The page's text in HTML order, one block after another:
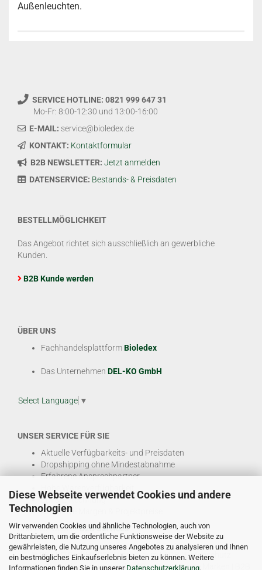
Diese Webseite verwendet Cookies und andere
Technologien
Wir verwenden Cookies und ähnliche Technologien, auch von
Drittanbietern, um die ordentliche Funktionsweise der Website zu
gewährleisten, die Nutzung unseres Angebotes zu analysieren und Ihnen
ein bestmögliches Einkaufserlebnis bieten zu können. Weitere
Informationen finden Sie in unserer Datenschutzerklärung.
Außenleuchten.
SERVICE HOTLINE: 0821 999 647 31
Mo-Fr: 8:00-12:30 und 13:00-16:00
E-MAIL: service@bioledex.de
KONTAKT: Kontaktformular
B2B NEWSLETTER: Jetzt anmelden
DATENSERVICE: Bestands- & Preisdaten
BESTELLMÖGLICHKEIT
Das Angebot richtet sich ausschließlich an gewerbliche
Kunden.
B2B Kunde werden
ÜBER UNS
FachhandelsplattformBioledex
Das Unternehmen DEL-KO GmbH
Select Language ▼
UNSER SERVICE FÜR SIE
Aktuelle Verfügbarkeits- und Preisdaten
Dropshipping ohne Mindestabnahme
Erfahrene Ansprechpartner
Hohe Warenverfügbarkeit
EDI & E-Rechnung
Attraktive Margen & Projektpreise
Und viele weitereB2B Services
© DEL-KO GmbH 2026 |Impressum|AGB| Datenschutz
Kontakt|Vertriebspartner werden|Sitemap|Unsere Marken